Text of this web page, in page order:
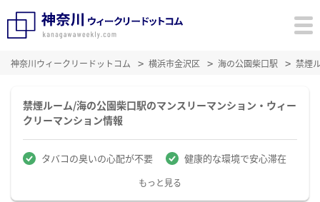
神奈川ウィークリードットコム 横浜市金沢区 海の公園柴口駅 禁煙
禁煙ルーム/海の公園柴口駅のマンスリーマンション・ウィー
クリーマンション情報
タバコの臭いの心配が不要 健康的な環境で安心滞在
もっと見る